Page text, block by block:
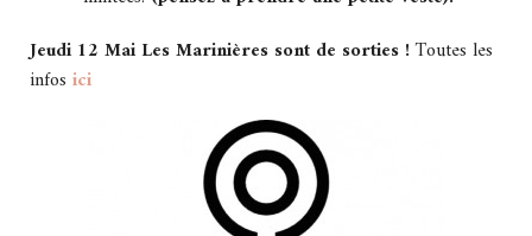
Jeudi 12 Mai Les Marinières sont de sorties !Toutes les
infos ici